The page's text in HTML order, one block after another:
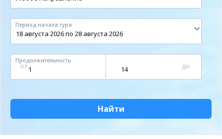
Период начала тура
Продолжительность
от до
Найти